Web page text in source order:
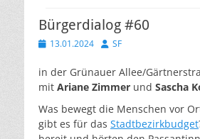
Bürgerdialog #60
Veröffentlicht
13.01.2024 Autor
SF
in der Grünauer Allee/
mit Ariane Zimmer und Sascha
Was bewegt die Menschen vor
gibt es für das Stadtbezirkbudget